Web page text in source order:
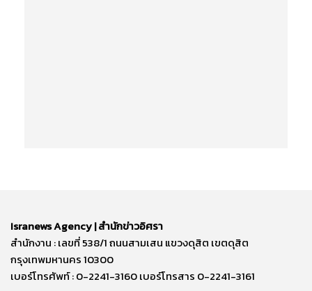
Isranews Agency | สำนักข่าวอิศรา
สำนักงาน : เลขที่ 538/1 ถนนสามเสน แขวงดุสิต เขตดุสิต
กรุงเทพมหานคร 10300
เบอร์โทรศัพท์ : 0-2241-3160 เบอร์โทรสาร 0-2241-3161